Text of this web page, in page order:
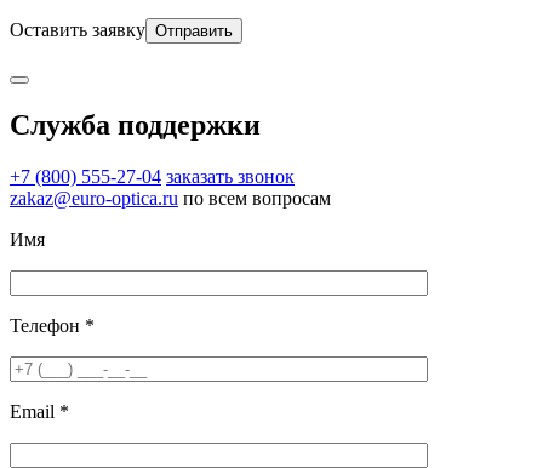
Оставить заявку
Служба поддержки
+7 (800) 555-27-04 заказать звонок
zakaz@euro-optica.ru по всем вопросам
Имя
Телефон *
Email *